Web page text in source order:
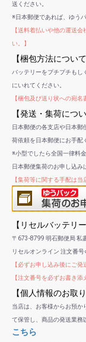
送ください。
※日本郵便であれば、ゆう
【送料着払いや他の運送
い。】
【梱包方法について
バッテリーをプチプチもし
にいれてください。
【梱包及び送り状への宛
【発送・集荷につい
日本郵便の各支店や日本郵
荷依頼を日本郵便にお手配
※小型でしたら全国一律料
日本郵便集荷のお申し込み
【集荷等に関する手配は当
【リセルバッテリ
〒673-8799 明石郵便局 私
リセルオンライン 注文番号
【必ずお申し込み後にご発
【注文番号を必ずお書き添
【個人情報のお取
当店は、お客様からお預か
て保管し、商品の発送業務
こちら